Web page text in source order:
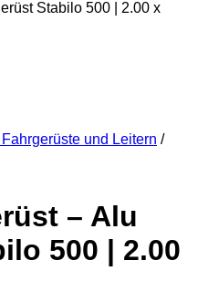
und Leitern /
– Alu
500 | 2.00